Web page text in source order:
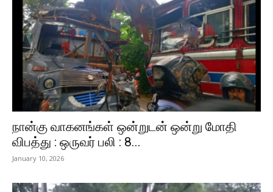
நான்கு வாகனங்கள் ஒன்றுடன் ஒன்று மோதி
விபத்து : ஒருவர் பலி : 8...
January 10, 2026